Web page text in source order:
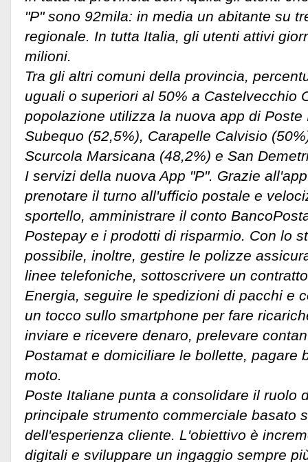
"P" sono 92mila: in media un abitante su
regionale.
In tutta Italia, gli utenti attivi
milioni.
Tra gli altri comuni della provincia,
uguali o superiori al 50% a Castelvecchio
popolazione utilizza la nuova app di
Subequo (52,5%), Carapelle Calvisio
Scurcola Marsicana (48,2%) e San
I servizi della nuova App "P". Grazie
prenotare il turno all'ufficio postale e
sportello, amministrare il conto
Postepay e i prodotti di risparmio. Con lo
possibile, inoltre, gestire le polizze
linee telefoniche, sottoscrivere un
Energia, seguire le spedizioni di pacchi e
un tocco sullo smartphone per fare
inviare e ricevere denaro, prelevare
Postamat e domiciliare le bollette, pagare
moto.
Poste Italiane punta a consolidare il ruolo
principale strumento commerciale basato
dell'esperienza cliente. L'obiettivo è
digitali e sviluppare un ingaggio sempre